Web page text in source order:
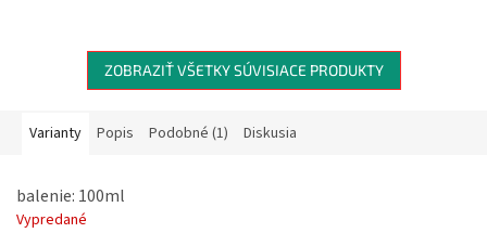
osvedčeným pomocníkom pri
zápaloch nechtového lôžka či
ZOBRAZIŤ VŠETKY SÚVISIACE PRODUKTY
Varianty Popis Podobné (1) Diskusia
balenie: 100ml
Vypredané